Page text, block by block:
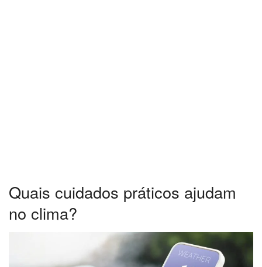
Quais cuidados práticos ajudam
no clima?